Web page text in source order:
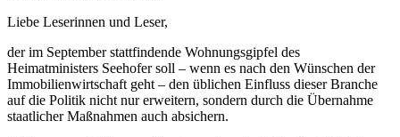
Liebe Leserinnen und Leser,
der im September stattfindende Wohnungsgipfel des
Heimatministers Seehofer soll – wenn es nach den Wünschen der
Immobilienwirtschaft geht – den üblichen Einfluss dieser Branche
auf die Politik nicht nur erweitern, sondern durch die Übernahme
staatlicher Maßnahmen auch absichern.